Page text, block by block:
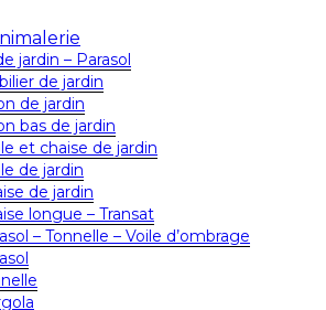
jardin – Parasol
de jardin
de jardin
bas de jardin
et chaise de jardin
de jardin
de jardin
longue – Transat
– Tonnelle – Voile d’ombrage